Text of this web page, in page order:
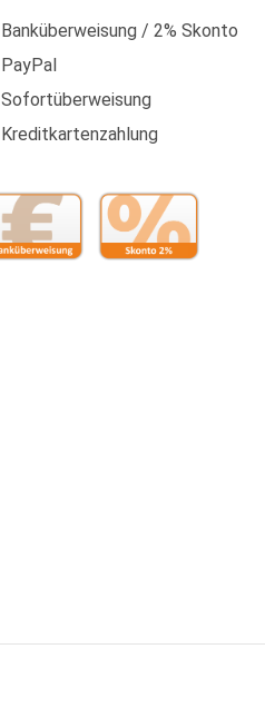
Banküberweisung / 2% Skonto
PayPal
Sofortüberweisung
Kreditkartenzahlung